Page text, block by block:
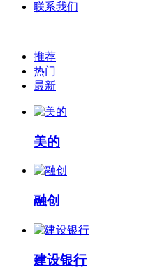
联系我们
推荐
热门
最新
美的
融创
建设银行